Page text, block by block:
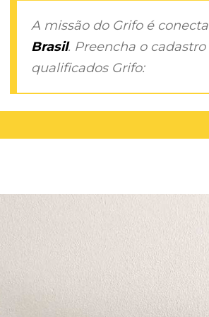
A missão do Grifo é
Brasil. Preencha o
qualificados Grifo: